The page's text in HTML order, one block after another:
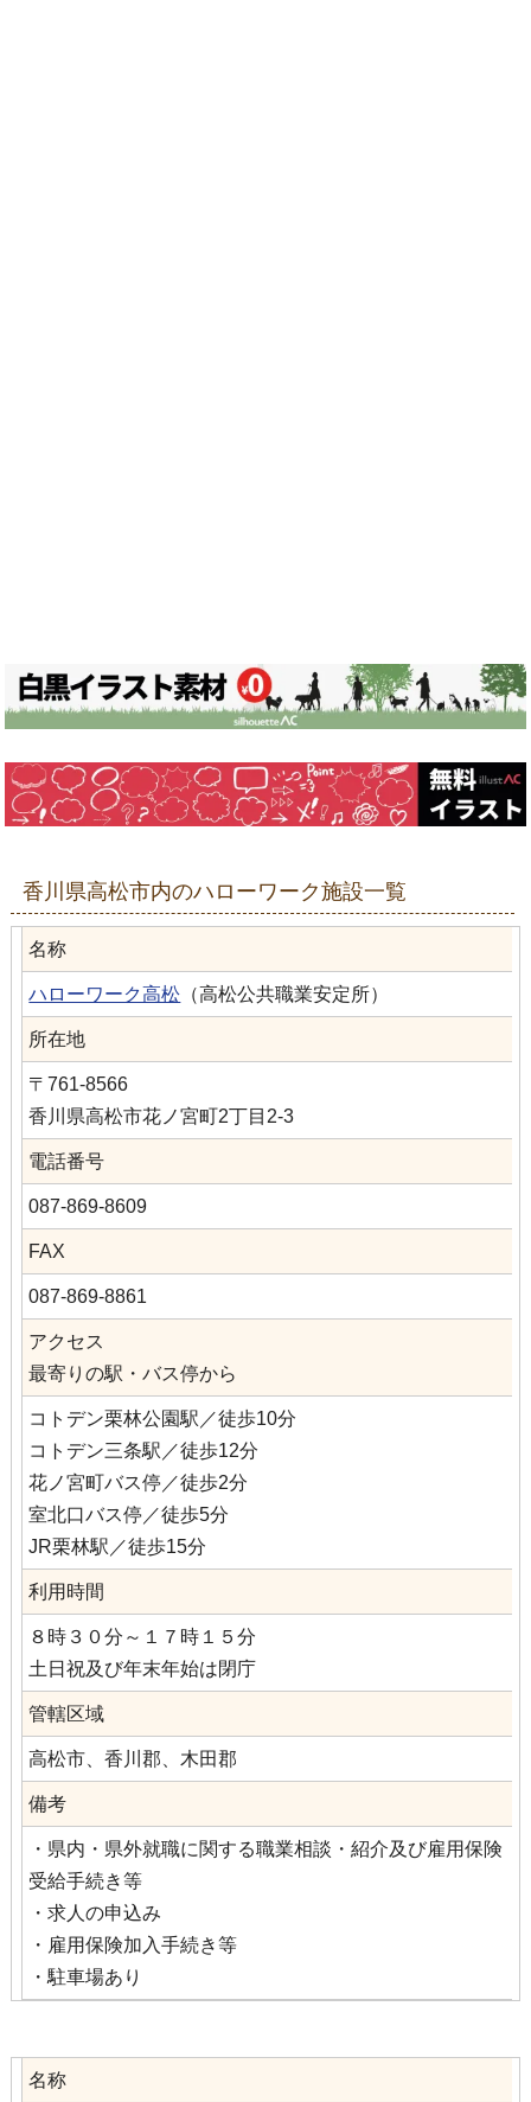
香川県高松市内のハローワーク施設一覧
名称
ハローワーク高松 （高松公共職業安定所）
所在地
〒761-8566
香川県高松市花ノ宮町2丁目2-3
電話番号
087-869-8609
FAX
087-869-8861
アクセス
最寄りの駅・バス停から
コトデン栗林公園駅／徒歩10分
コトデン三条駅／徒歩12分
花ノ宮町バス停／徒歩2分
室北口バス停／徒歩5分
JR栗林駅／徒歩15分
利用時間
８時３０分～１７時１５分
土日祝及び年末年始は閉庁
管轄区域
高松市、香川郡、木田郡
備考
・県内・県外就職に関する職業相談・紹介及び雇用保険
受給手続き等
・求人の申込み
・雇用保険加入手続き等
・駐車場あり
名称